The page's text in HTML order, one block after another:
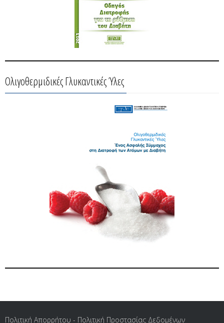
Ολιγοθερμιδικές Γλυκαντικές Ύλες
Πολιτική Απορρήτου - Πολιτική Προστασίας Δεδομένων